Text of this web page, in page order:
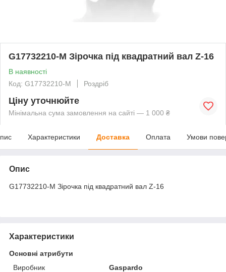
G17732210-M Зірочка під квадратний вал Z-16
В наявності
Код: G17732210-M
Роздріб
Ціну уточнюйте
Мінімальна сума замовлення на сайті — 1 000 ₴
Характеристики Доставка Оплата Умови
Опис
G17732210-M Зірочка під квадратний вал Z-16
Характеристики
Основні атрибути
Виробник
Gaspardo